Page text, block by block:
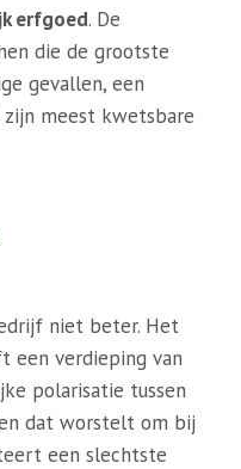
erfgoed. De
die de grootste
gevallen, een
meest kwetsbare
niet beter. Het
een verdieping van
polarisatie tussen
dat worstelt om bij
een slechtste